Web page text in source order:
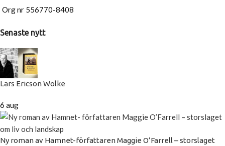
Org nr 556770-8408
Senaste nytt
Lars Ericson Wolke
6 aug
Ny roman av Hamnet-författaren Maggie O’Farrell – storslaget